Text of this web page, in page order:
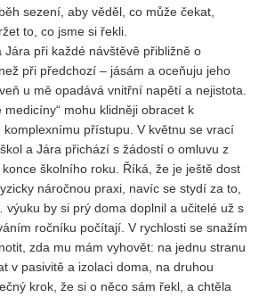
sezení, aby věděl, co může čekat,
to, co jsme si řekli.
Jára při každé návštěvě přibližně o
při předchozí – jásám a oceňuju jeho
u mě opadává vnitřní napětí a nejistota.
medicíny“ mohu klidněji obracet k
komplexnímu přístupu. V květnu se vrací
a Jára přichází s žádostí o omluvu z
školního roku. Říká, že je ještě dost
náročnou praxi, navíc se stydí za to,
by si prý doma doplnil a učitelé už s
ročníku počítají. V rychlosti se snažím
zda mu mám vyhovět: na jednu stranu
v pasivitě a izolaci doma, na druhou
krok, že si o něco sám řekl, a chtěla